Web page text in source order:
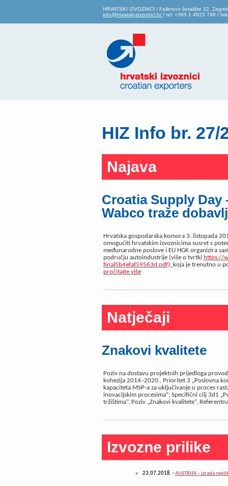
HRVATSKI IZVOZNICI / Fallerovo šetalište 22,
info@hrvatski-izvoznici.hr / tel: +385 1 4923 796 /
HIZ Info br. 27/
Najava
Croatia Supply
Wabco traže
Hrvatska gospodarska komora 3. listopada
omogućiti hrvatskim izvoznicima susret s
međunarodne poslove i EU HGK organizira
području autoindustrije (više o tvrtki https://
final5b4efaf59563d.pdf), koja je trenutno u
pročitajte više
Natječaji
Znakovi kvalitete
Poziv na dostavu projektnih prijedloga
kohezija 2014.-2020., Prioritet 3 „Poslovna
kapaciteta MSP-a za uključivanje u proces
inovacijskim procesima“; Specifični cilj 3d1
tržištima“. Poziv „Znakovi kvalitete“,
Izvozne prilike
23.07.2018.-AUSTRIJA – izrada